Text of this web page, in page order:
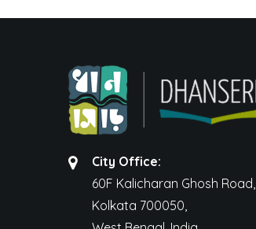
City Office:
60F Kalicharan Ghosh Road,
Kolkata 700050,